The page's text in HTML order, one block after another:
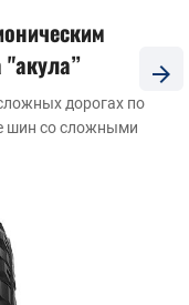
"акула”
дорогах по
шин со сложными